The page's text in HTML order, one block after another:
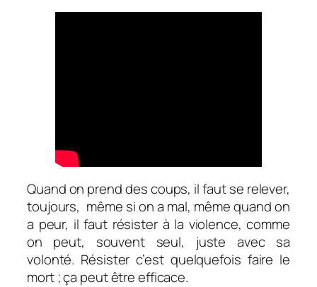
Quand on prend des coups, il faut se relever,
toujours, même si on a mal, même quand on
a peur, il faut résister à la violence, comme
on peut, souvent seul, juste avec sa
volonté. Résister c’est quelquefois faire le
mort ; ça peut être efficace.